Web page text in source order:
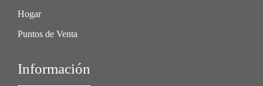
Hogar
Puntos de Venta
Información